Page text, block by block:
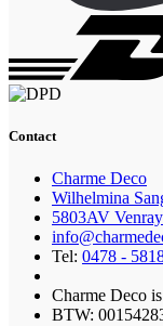
Contact
Charme Deco
Wilhelmina
5803AV Venray
Tel: 0478 -
Charme Deco
BTW: